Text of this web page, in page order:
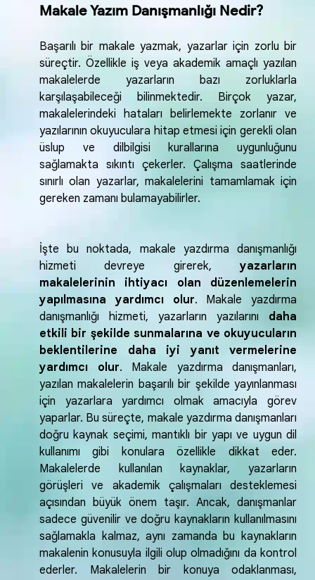
Makale Yazım Danışmanlığı Nedir?
Başarılı bir makale yazmak, yazarlar için zorlu bir
süreçtir. Özellikle iş veya akademik amaçlı yazılan
makalelerde yazarların bazı zorluklarla
karşılaşabileceği bilinmektedir. Birçok yazar,
makalelerindeki hataları belirlemekte zorlanır ve
yazılarının okuyuculara hitap etmesi için gerekli olan
üslup ve dilbilgisi kurallarına uygunluğunu
sağlamakta sıkıntı çekerler. Çalışma saatlerinde
sınırlı olan yazarlar, makalelerini tamamlamak için
gereken zamanı bulamayabilirler.
İşte bu noktada, makale yazdırma danışmanlığı
hizmeti devreye girerek, yazarların
makalelerinin ihtiyacı olan düzenlemelerin
yapılmasına yardımcı olur. Makale yazdırma
danışmanlığı hizmeti, yazarların yazılarını daha
etkili bir şekilde sunmalarına ve okuyucuların
beklentilerine daha iyi yanıt vermelerine
yardımcı olur. Makale yazdırma danışmanları,
yazılan makalelerin başarılı bir şekilde yayınlanması
için yazarlara yardımcı olmak amacıyla görev
yaparlar. Bu süreçte, makale yazdırma danışmanları
doğru kaynak seçimi, mantıklı bir yapı ve uygun dil
kullanımı gibi konulara özellikle dikkat eder.
Makalelerde kullanılan kaynaklar, yazarların
görüşleri ve akademik çalışmaları desteklemesi
açısından büyük önem taşır. Ancak, danışmanlar
sadece güvenilir ve doğru kaynakların kullanılmasını
sağlamakla kalmaz, aynı zamanda bu kaynakların
makalenin konusuyla ilgili olup olmadığını da kontrol
ederler. Makalelerin bir konuya odaklanması,